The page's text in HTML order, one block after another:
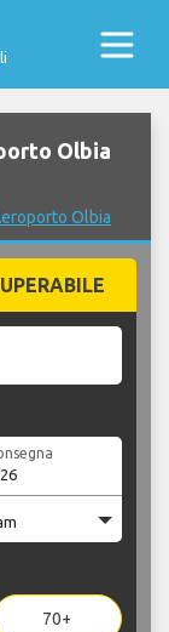
Olbia
Olbia
70+